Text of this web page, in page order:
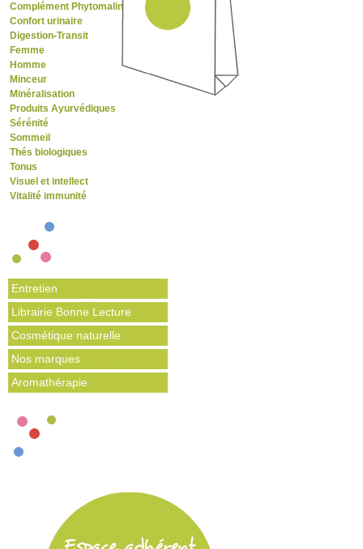
Complément Phytomalin
Confort urinaire
Digestion-Transit
Femme
Homme
Minceur
Minéralisation
Produits Ayurvédiques
Sérénité
Sommeil
Thés biologiques
Tonus
Visuel et intellect
Vitalité immunité
Entretien
Librairie Bonne Lecture
Cosmétique naturelle
Nos marques
Aromathérapie